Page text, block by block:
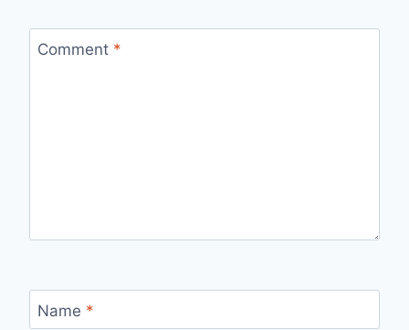
Comment *
Name *